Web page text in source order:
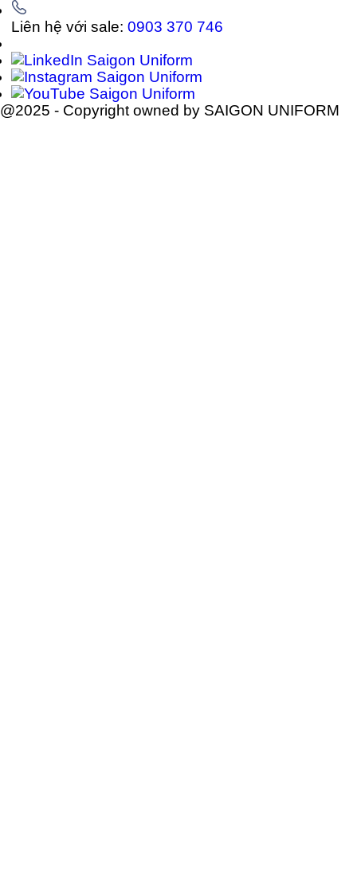
Liên hệ với sale:0903 370 746
@2025 - Copyright owned by SAIGON UNIFORM